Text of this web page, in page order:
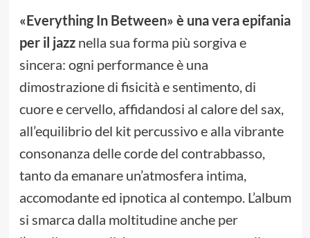
«Everything In Between» è una vera epifania
per il jazznella sua forma più sorgiva e
sincera: ogni performance è una
dimostrazione di fisicità e sentimento, di
cuore e cervello, affidandosi al calore del sax,
all’equilibrio del kit percussivo e alla vibrante
consonanza delle corde del contrabbasso,
tanto da emanare un’atmosfera intima,
accomodante ed ipnotica al contempo. L’album
si smarca dalla moltitudine anche per